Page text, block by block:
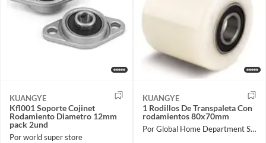
KUANGYE
Kfl001 Soporte Cojinet
Rodamiento Diametro 12mm
pack 2und
Por world super store
KUANGYE
1 Rodillos De Transpaleta Con
rodamientos 80x70mm
Por Global Home Department Store